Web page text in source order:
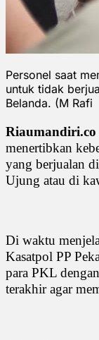
Personel saat
untuk tidak
Belanda. (M Rafi
Riaumandiri.co
menertibkan
yang berjualan
Ujung atau di
Di waktu
Kasatpol PP
para PKL
terakhir agar